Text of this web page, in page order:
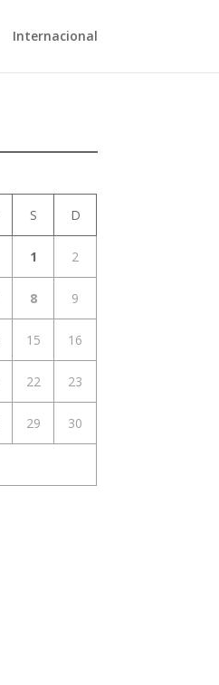
Internacional
S D
1 2
8 9
15 16
22 23
29 30